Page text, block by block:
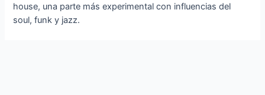
house, una parte más experimental con influencias del
soul, funk y jazz.